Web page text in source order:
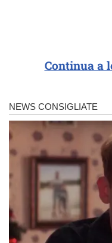
Continua a